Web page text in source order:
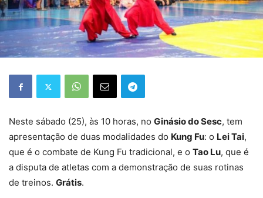
Neste sábado (25), às 10 horas, no Ginásio do Sesc, tem
apresentação de duas modalidades do Kung Fu: o Lei Tai,
que é o combate de Kung Fu tradicional, e o Tao Lu, que é
a disputa de atletas com a demonstração de suas rotinas
de treinos. Grátis.